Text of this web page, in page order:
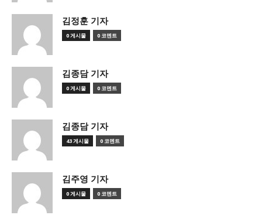
김정훈 기자
0 게시물 0 코멘트
김종담 기자
0 게시물 0 코멘트
김종담 기자
43 게시물 0 코멘트
김주영 기자
0 게시물 0 코멘트